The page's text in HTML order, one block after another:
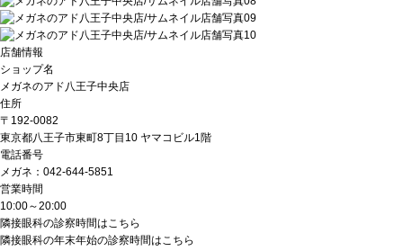
店舗情報
ショップ名
メガネのアド八王子中央店
住所
〒192-0082
東京都八王子市東町8丁目10 ヤマコビル1階
電話番号
メガネ： 042-644-5851
営業時間
10:00～20:00
隣接眼科の診察時間はこちら
隣接眼科の年末年始の診察時間はこちら